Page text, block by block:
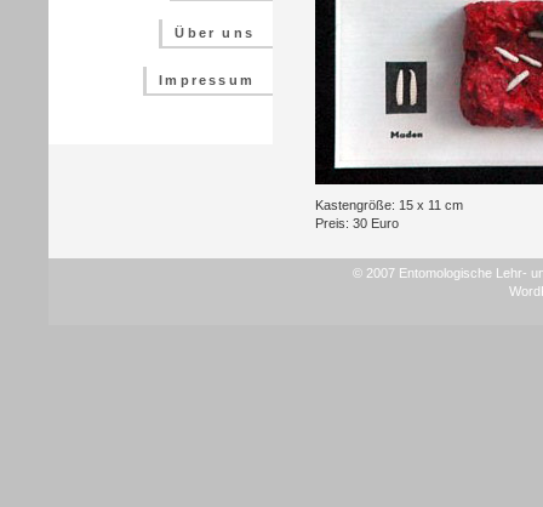
Über uns
Impressum
Kastengröße: 15 x 11 cm
Preis: 30 Euro
© 2007 Entomologische Lehr-